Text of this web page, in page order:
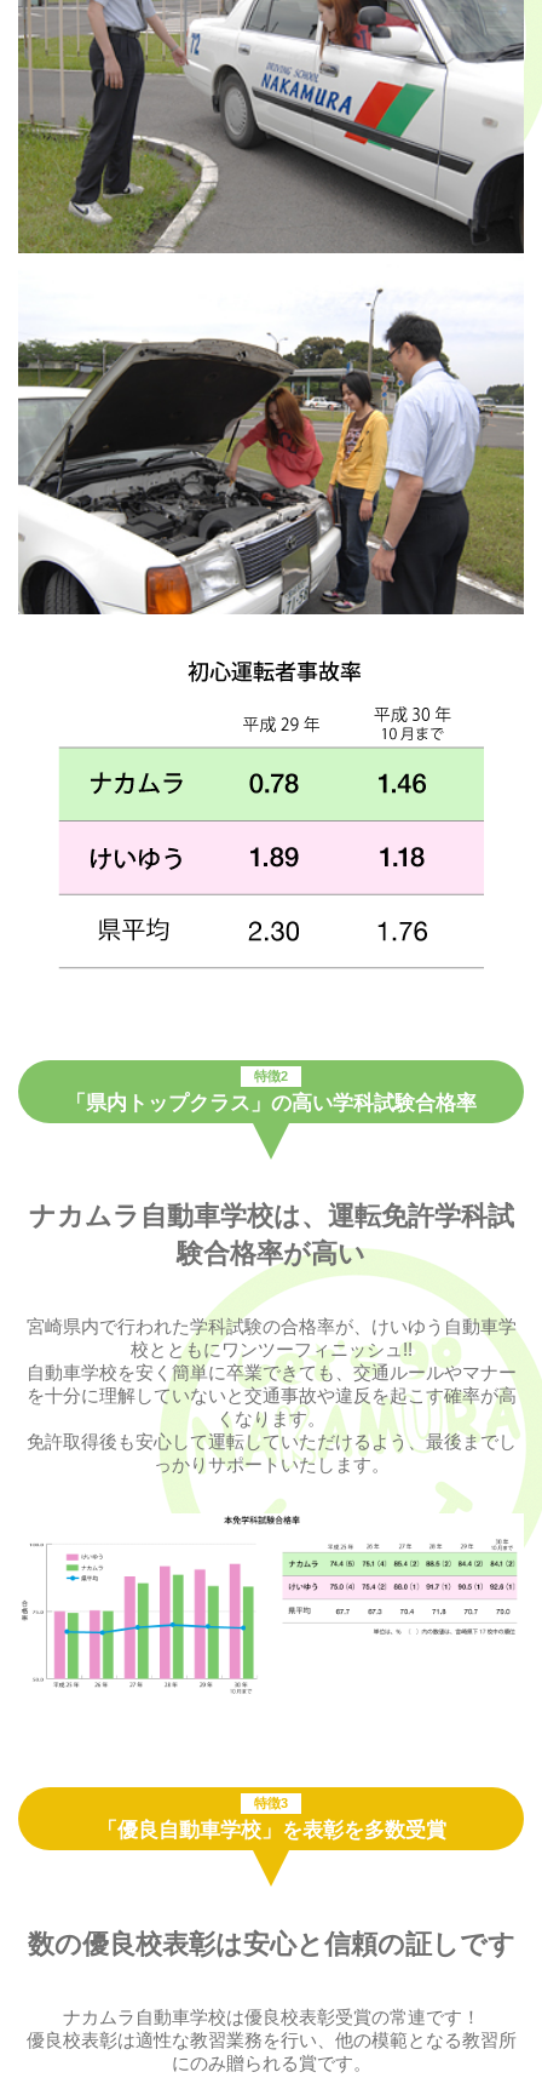
特徴2
「県内トップクラス」の高い学科試験合格率
ナカムラ自動車学校は、運転免許学科試
験合格率が高い
宮崎県内で行われた学科試験の合格率が、けいゆう自動車学
校とともにワンツーフィニッシュ!!
自動車学校を安く簡単に卒業できても、交通ルールやマナー
を十分に理解していないと交通事故や違反を起こす確率が高
くなります。
免許取得後も安心して運転していただけるよう、最後までし
っかりサポートいたします。
特徴3
「優良自動車学校」を表彰を多数受賞
数の優良校表彰は安心と信頼の証しです
ナカムラ自動車学校は優良校表彰受賞の常連です！
優良校表彰は適性な教習業務を行い、他の模範となる教習所
にのみ贈られる賞です。